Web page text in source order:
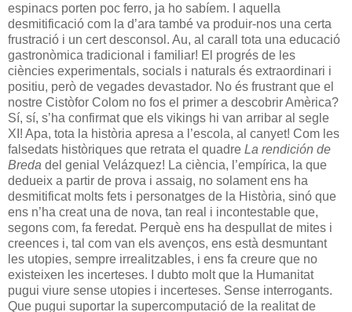
espinacs porten poc ferro, ja ho sabíem. I aquella
desmitificació com la d’ara també va produir-nos una certa
frustració i un cert desconsol. Au, al carall tota una educació
gastronòmica tradicional i familiar! El progrés de les
ciències experimentals, socials i naturals és extraordinari i
positiu, però de vegades devastador. No és frustrant que el
nostre Cistòfor Colom no fos el primer a descobrir Amèrica?
Sí, sí, s’ha confirmat que els vikings hi van arribar al segle
XI! Apa, tota la història apresa a l’escola, al canyet! Com les
falsedats històriques que retrata el quadre La rendición de
Breda del genial Velázquez! La ciència, l’empírica, la que
dedueix a partir de prova i assaig, no solament ens ha
desmitificat molts fets i personatges de la Història, sinó que
ens n’ha creat una de nova, tan real i incontestable que,
segons com, fa feredat. Perquè ens ha despullat de mites i
creences i, tal com van els avenços, ens està desmuntant
les utopies, sempre irrealitzables, i ens fa creure que no
existeixen les incerteses. I dubto molt que la Humanitat
pugui viure sense utopies i incerteses. Sense interrogants.
Que pugui suportar la supercomputació de la realitat de